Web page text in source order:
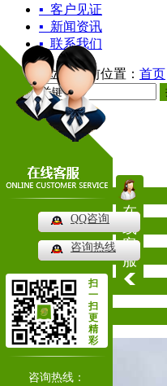
▪ 客户见证
▪ 新闻资讯
▪ 联系我们
当前位置： 首页
新闻资讯
News
公司新闻
行业动态
常见问题
其他
热门推荐
在
线
客
服
QQ咨询
咨询热线
扫
一
扫
更
精
彩
咨询热线：